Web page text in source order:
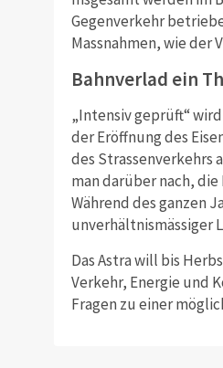
Gegenverkehr
Massnahmen, wie der
Bahnverlad ein
„Intensiv geprüft“
der Eröffnung des
des Strassenverkehrs
man darüber nach,
Während des ganzen
unverhältnismässiger
Das Astra will bis
Verkehr, Energie und
Fragen zu einer